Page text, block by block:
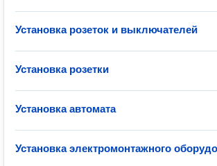
Установка розеток и выключателей
Установка розетки
Установка автомата
Установка электромонтажного